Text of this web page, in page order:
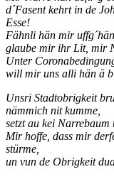
d´Fasent kehrt in de
Esse!
Fähnli hän mir
glaube mir ihr Lit, mir
Unter
will mir uns alli hän ä
Unsri Stadtobrigkeit
nämmich nit kumme,
setzt au kei
Mir hoffe, dass mir
stürme,
un vun de Obrigkeit